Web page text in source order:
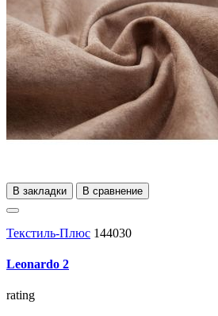
В закладки В сравнение
Текстиль-Плюс 144030
Leonardo 2
rating